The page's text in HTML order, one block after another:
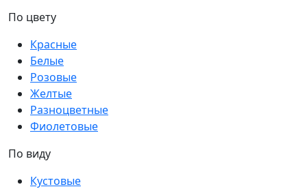
По цвету
Красные
Белые
Розовые
Желтые
Разноцветные
Фиолетовые
По виду
Кустовые